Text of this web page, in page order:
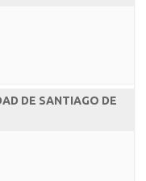
DE SANTIAGO DE